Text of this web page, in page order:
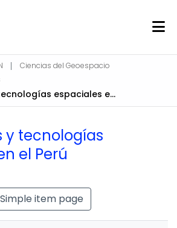
EN
Ciencias del Geoespacio
Las ciencias y tecnologías espaciales en el Perú
y tecnologías
el Perú
Simple item page